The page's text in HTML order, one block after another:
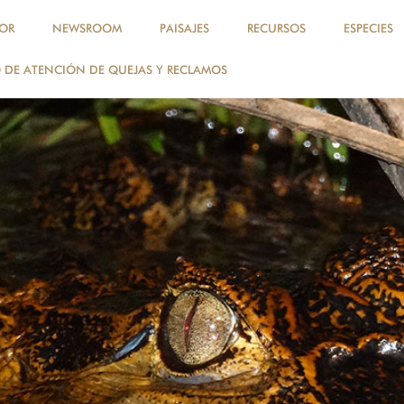
NEWSROOM PAISAJES RECURSOS ESPECIES
ATENCIÓN DE QUEJAS Y RECLAMOS